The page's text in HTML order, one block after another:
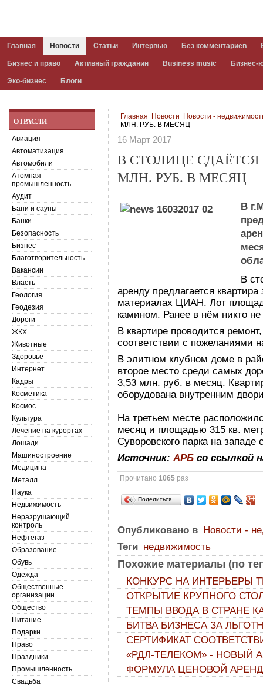
Главная Новости Статьи Интервью Без комментариев
Бизнес и право Активный гражданин Business music Бизнес-
Эко-бизнес Блоги
Главная Новости
Новости -
МЛН. РУБ. В МЕСЯЦ
16 Март 2017
В СТОЛИЦЕ СДАЁТСЯ
МЛН. РУБ. В МЕСЯЦ
В
В
аренду предлагается
материалах ЦИАН. Лот
камином. Ранее в нём никто
В квартире проводится
соответствии с пожеланиями
В элитном клубном доме в
второе место среди самых
3,53 млн. руб. в месяц.
оборудована внутренним
На третьем месте
месяц и площадью 315 кв.
Суворовского парка на западе
Источник:АРБ со ссылкой
Прочитано1065 раз
Поделиться…
Опубликовано в Новости -
Теги недвижимость
Похожие материалы (по
КОНКУРС НА ИНТЕРЬЕРЫ
ОТКРЫТИЕ КРУПНОГО
ТЕМПЫ ВВОДА В СТРАНЕ
БИТВА БИЗНЕСА ЗА
СЕРТИФИКАТ
«РДЛ-ТЕЛЕКОМ» - НОВЫЙ
ФОРМУЛА ЦЕНОВОЙ
ОТРАСЛИ
Авиация
Автоматизация
Автомобили
Атомная
промышленность
Аудит
Бани и сауны
Банки
Безопасность
Бизнес
Благотворительность
Вакансии
Власть
Геология
Геодезия
Дороги
ЖКХ
Животные
Здоровье
Интернет
Кадры
Косметика
Космос
Культура
Лечение на курортах
Лошади
Машиностроение
Медицина
Металл
Наука
Недвижимость
Неразрушающий
контроль
Нефтегаз
Образование
Обувь
Одежда
Общественные
организации
Общество
Питание
Подарки
Право
Праздники
Промышленность
Свадьба